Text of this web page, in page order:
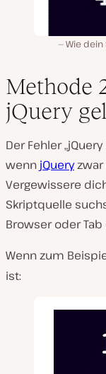
Wie
Methode
jQuery
Der Fehler
wenn jQueryzwar
Vergewissere
Skriptquelle
Browser oder Tab
Wenn zum
ist: